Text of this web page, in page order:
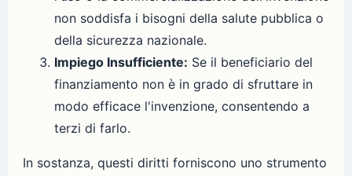
non soddisfa i bisogni della salute pubblica o
della sicurezza nazionale.
Impiego Insufficiente: Se il beneficiario del
finanziamento non è in grado di sfruttare in
modo efficace l'invenzione, consentendo a
terzi di farlo.
In sostanza, questi diritti forniscono uno strumento